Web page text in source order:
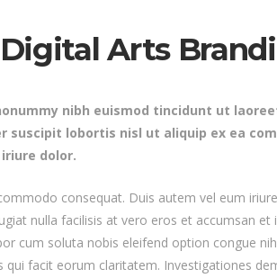
Arts
nibh euismod tincidunt ut
lobortis nisl ut aliquip ex ea
iriure dolor.
consequat. Duis autem vel eum
nulla facilisis at vero eros et accumsan
cum soluta nobis eleifend option congue
facit eorum claritatem. Investigationes